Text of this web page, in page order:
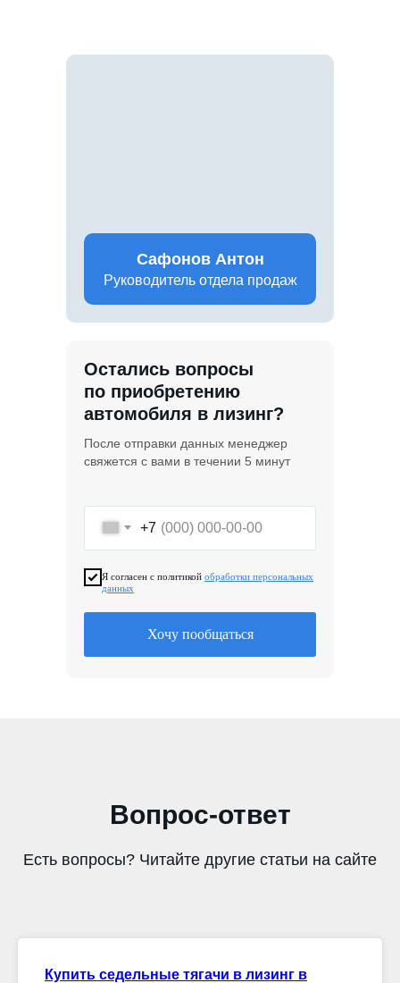
+7
Я согласен с политикой обработки персональных
данных
Хочу пообщаться
Остались вопросы
по приобретению
автомобиля в лизинг?
После отправки данных менеджер
свяжется с вами в течении 5 минут
Сафонов Антон
Руководитель отдела продаж
Вопрос-ответ
Есть вопросы? Читайте другие статьи на сайте
Купить седельные тягачи в лизинг в